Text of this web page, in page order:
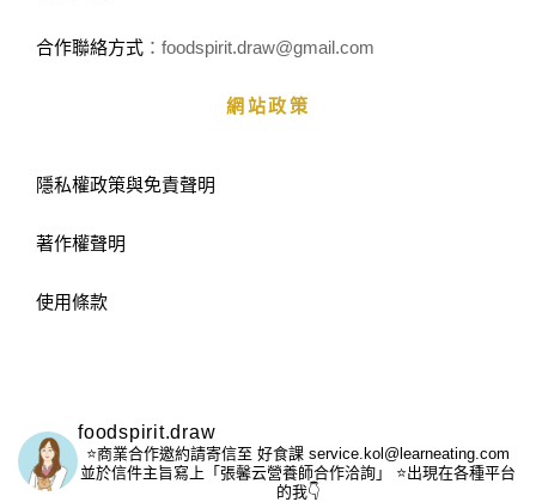
合作聯絡方式 ：foodspirit.draw@gmail.com
網站政策
隱私權政策與免責聲明
著作權聲明
使用條款
foodspirit.draw
⭐️商業合作邀約請寄信至 好食課 service.kol@learneating.com
並於信件主旨寫上「張馨云營養師合作洽詢」
⭐️出現在各種平台
的我👇